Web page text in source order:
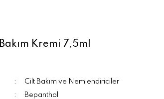
Kremi 7,5ml
Cilt Bakım ve Nemlendiriciler
Bepanthol